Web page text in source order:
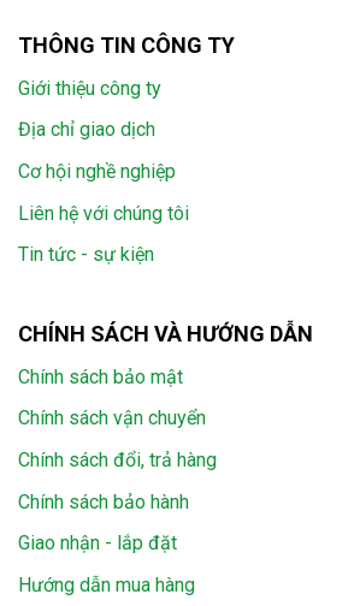
THÔNG TIN CÔNG TY
Giới thiệu công ty
Địa chỉ giao dịch
Cơ hội nghề nghiệp
Liên hệ với chúng tôi
Tin tức - sự kiện
CHÍNH SÁCH VÀ HƯỚNG DẪN
Chính sách bảo mật
Chính sách vận chuyển
Chính sách đổi, trả hàng
Chính sách bảo hành
Giao nhận - lắp đặt
Hướng dẫn mua hàng